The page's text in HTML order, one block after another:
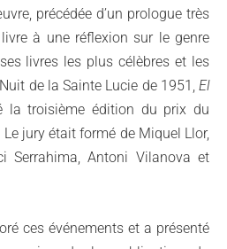
précédée d’un prologue très
à une réflexion sur le genre
livres les plus célèbres et les
de la Sainte Lucie de 1951, El
la troisième édition du prix du
jury était formé de Miquel Llor,
Serrahima, Antoni Vilanova et
ces événements et a présenté